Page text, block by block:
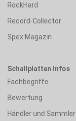
RockHard
Record-Collector
Spex Magazin
Schallplatten Infos
Fachbegriffe
Bewertung
Händler und Sammler